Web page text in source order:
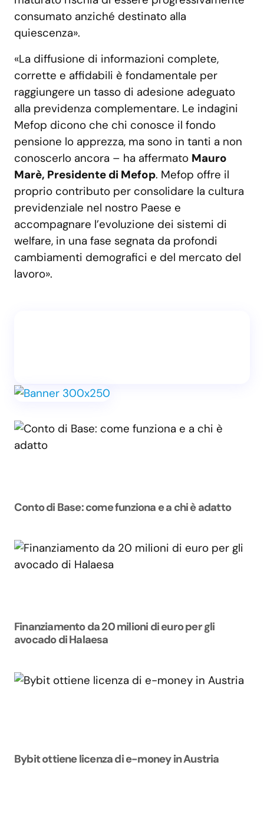
consumato anziché destinato alla
quiescenza».
«La diffusione di informazioni complete,
corrette e affidabili è fondamentale per
raggiungere un tasso di adesione adeguato
alla previdenza complementare. Le indagini
Mefop dicono che chi conosce il fondo
pensione lo apprezza, ma sono in tanti a non
conoscerlo ancora – ha affermato Mauro
Marè, Presidente di Mefop. Mefop offre il
proprio contributo per consolidare la cultura
previdenziale nel nostro Paese e
accompagnare l’evoluzione dei sistemi di
welfare, in una fase segnata da profondi
cambiamenti demografici e del mercato del
lavoro».
Conto di Base: come funziona e a chi è adatto
Finanziamento da 20 milioni di euro per gli
avocado di Halaesa
Bybit ottiene licenza di e-money in Austria